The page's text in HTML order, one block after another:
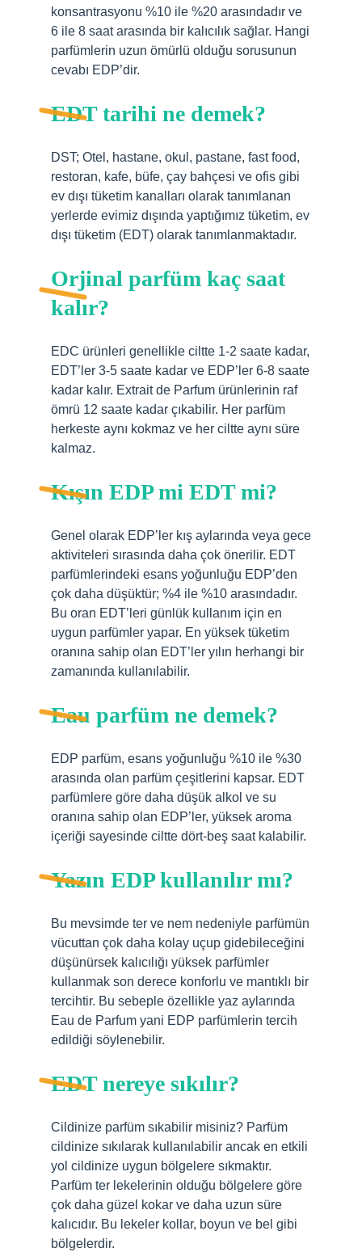
konsantrasyonu %10 ile %20 arasındadır ve
6 ile 8 saat arasında bir kalıcılık sağlar. Hangi
parfümlerin uzun ömürlü olduğu sorusunun
cevabı EDP’dir.
EDT tarihi ne demek?
DST; Otel, hastane, okul, pastane, fast food,
restoran, kafe, büfe, çay bahçesi ve ofis gibi
ev dışı tüketim kanalları olarak tanımlanan
yerlerde evimiz dışında yaptığımız tüketim, ev
dışı tüketim (EDT) olarak tanımlanmaktadır.
Orjinal parfüm kaç saat
kalır?
EDC ürünleri genellikle ciltte 1-2 saate kadar,
EDT’ler 3-5 saate kadar ve EDP’ler 6-8 saate
kadar kalır. Extrait de Parfum ürünlerinin raf
ömrü 12 saate kadar çıkabilir. Her parfüm
herkeste aynı kokmaz ve her ciltte aynı süre
kalmaz.
Kışın EDP mi EDT mi?
Genel olarak EDP’ler kış aylarında veya gece
aktiviteleri sırasında daha çok önerilir. EDT
parfümlerindeki esans yoğunluğu EDP’den
çok daha düşüktür; %4 ile %10 arasındadır.
Bu oran EDT’leri günlük kullanım için en
uygun parfümler yapar. En yüksek tüketim
oranına sahip olan EDT’ler yılın herhangi bir
zamanında kullanılabilir.
Eau parfüm ne demek?
EDP ​​parfüm, esans yoğunluğu %10 ile %30
arasında olan parfüm çeşitlerini kapsar. EDT
parfümlere göre daha düşük alkol ve su
oranına sahip olan EDP’ler, yüksek aroma
içeriği sayesinde ciltte dört-beş saat kalabilir.
Yazın EDP kullanılır mı?
Bu mevsimde ter ve nem nedeniyle parfümün
vücuttan çok daha kolay uçup gidebileceğini
düşünürsek kalıcılığı yüksek parfümler
kullanmak son derece konforlu ve mantıklı bir
tercihtir. Bu sebeple özellikle yaz aylarında
Eau de Parfum yani EDP parfümlerin tercih
edildiği söylenebilir.
EDT nereye sıkılır?
Cildinize parfüm sıkabilir misiniz? Parfüm
cildinize sıkılarak kullanılabilir ancak en etkili
yol cildinize uygun bölgelere sıkmaktır.
Parfüm ter lekelerinin olduğu bölgelere göre
çok daha güzel kokar ve daha uzun süre
kalıcıdır. Bu lekeler kollar, boyun ve bel gibi
bölgelerdir.